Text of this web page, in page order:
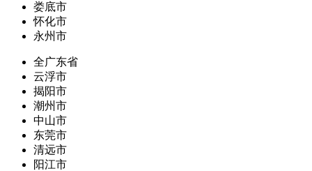
娄底市
怀化市
永州市
全广东省
云浮市
揭阳市
潮州市
中山市
东莞市
清远市
阳江市